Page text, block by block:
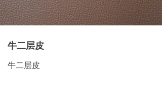
牛二层皮
牛二层皮